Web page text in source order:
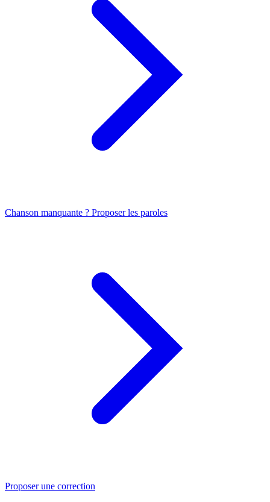
Chanson manquante ? Proposer les paroles
Proposer une correction